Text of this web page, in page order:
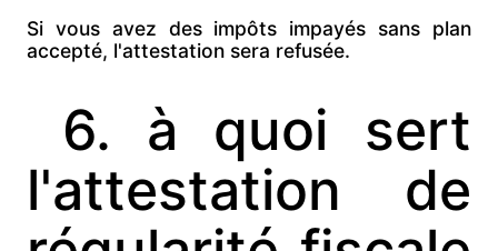
Si vous avez des impôts impayés sans plan
accepté, l'attestation sera refusée.
6. à quoi sert
l'attestation de